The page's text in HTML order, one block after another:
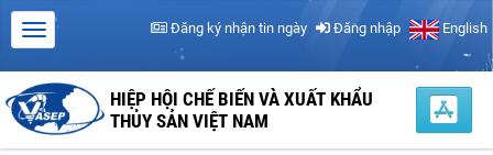
Đăng ký nhận tin ngày Đăng nhập English
HIỆP HỘI CHẾ BIẾN VÀ XUẤT KHẨU
THỦY SẢN VIỆT NAM